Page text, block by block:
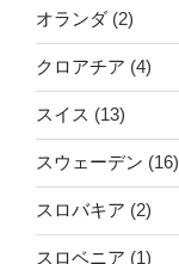
オランダ (2)
クロアチア (4)
スイス (13)
スウェーデン (16)
スロバキア (2)
スロベニア (1)